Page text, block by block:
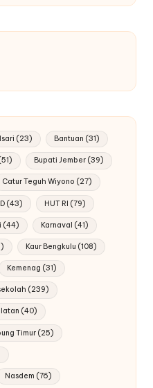
(23) Bantuan (31)
Bupati Jember(39)
Catur Teguh Wiyono (27)
(43) HUT RI (79)
(44) Karnaval (41)
Kaur Bengkulu (108)
Kemenag (31)
(239)
(40)
Timur(25)
Nasdem (76)